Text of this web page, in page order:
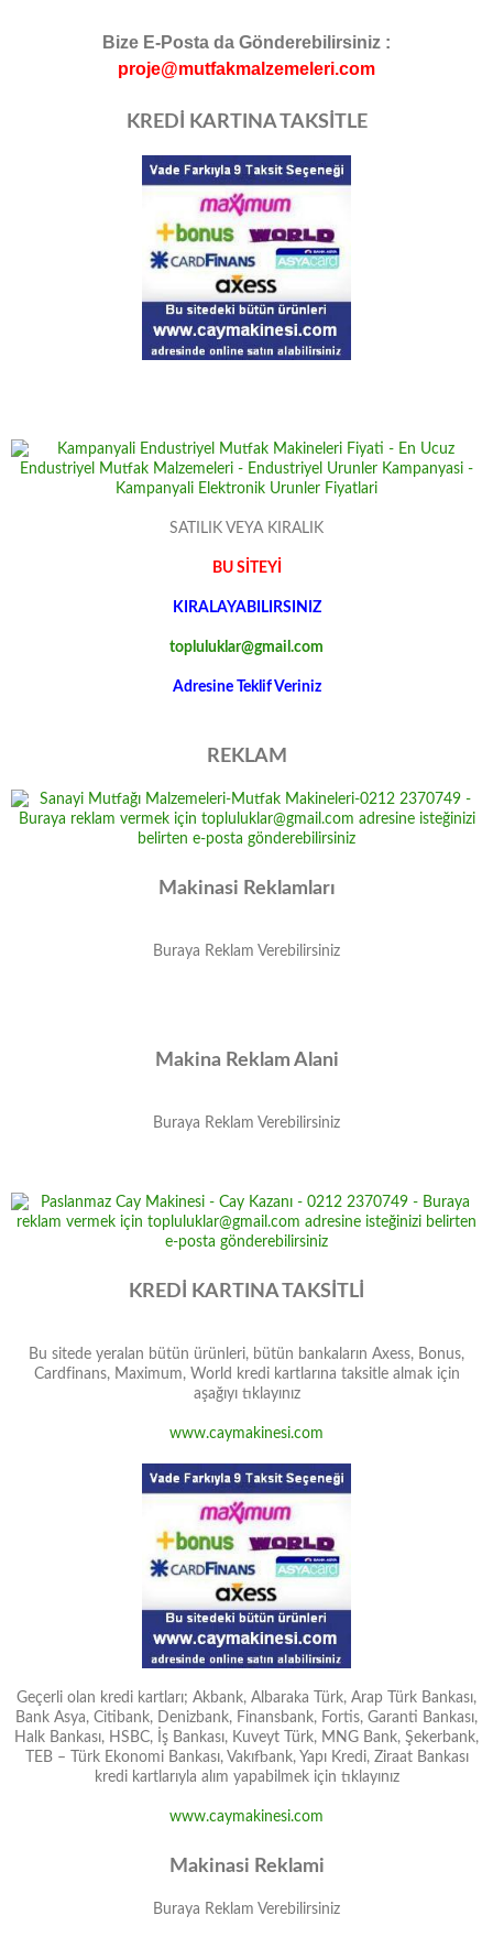
Bize E-Posta da Gönderebilirsiniz :
proje@mutfakmalzemeleri.com
KREDİ KARTINA TAKSİTLE
SATILIK VEYA KIRALIK
BU SİTEYİ
KIRALAYABILIRSINIZ
topluluklar@gmail.com
Adresine Teklif Veriniz
REKLAM
Makinasi Reklamları
Buraya Reklam Verebilirsiniz
Makina Reklam Alani
Buraya Reklam Verebilirsiniz
KREDİ KARTINA TAKSİTLİ
Bu sitede yeralan bütün ürünleri, bütün bankaların Axess, Bonus,
Cardfinans, Maximum, World kredi kartlarına taksitle almak için
aşağıyı tıklayınız
www.caymakinesi.com
Geçerli olan kredi kartları; Akbank, Albaraka Türk, Arap Türk Bankası,
Bank Asya, Citibank, Denizbank, Finansbank, Fortis, Garanti Bankası,
Halk Bankası, HSBC, İş Bankası, Kuveyt Türk, MNG Bank, Şekerbank,
TEB – Türk Ekonomi Bankası, Vakıfbank, Yapı Kredi, Ziraat Bankası
kredi kartlarıyla alım yapabilmek için tıklayınız
www.caymakinesi.com
Makinasi Reklami
Buraya Reklam Verebilirsiniz